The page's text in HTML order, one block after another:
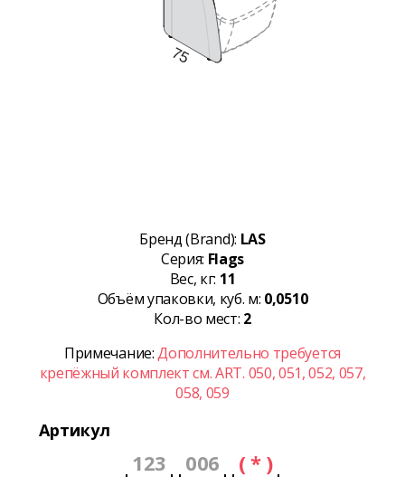
Бренд (Brand): LAS
Серия: Flags
Вес, кг: 11
Объём упаковки, куб. м: 0,0510
Кол-во мест: 2
Примечание:Дополнительно требуется
крепёжный комплект см. ART. 050, 051, 052, 057,
058, 059
Артикул
123 006 ( * )